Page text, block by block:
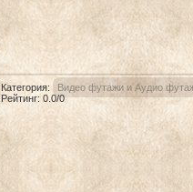
Категория:
Видео футажи и Аудио
Рейтинг: 0.0/0